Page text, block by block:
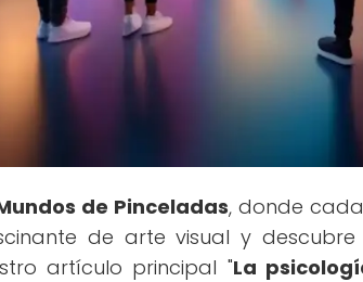
de Pinceladas, donde
de arte visual y
artículo principal "La